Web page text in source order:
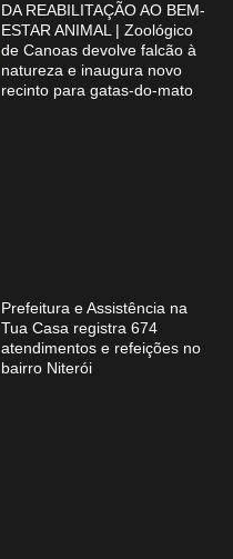
DA REABILITAÇÃO AO BEM-
ESTAR ANIMAL | Zoológico
de Canoas devolve falcão à
natureza e inaugura novo
recinto para gatas-do-mato
Prefeitura e Assistência na
Tua Casa registra 674
atendimentos e refeições no
bairro Niterói